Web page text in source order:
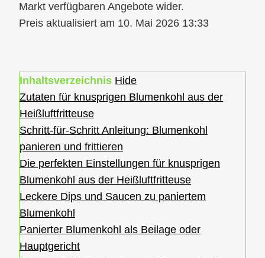
10. Mai 2026 13:33
Inhaltsverzeichnis Hide
Zutaten für knusprigen Blumenkohl aus der
Heißluftfritteuse
Schritt-für-Schritt Anleitung: Blumenkohl
panieren und frittieren
Die perfekten Einstellungen für knusprigen
Blumenkohl aus der Heißluftfritteuse
Leckere Dips und Saucen zu paniertem
Blumenkohl
Panierter Blumenkohl als Beilage oder
Hauptgericht